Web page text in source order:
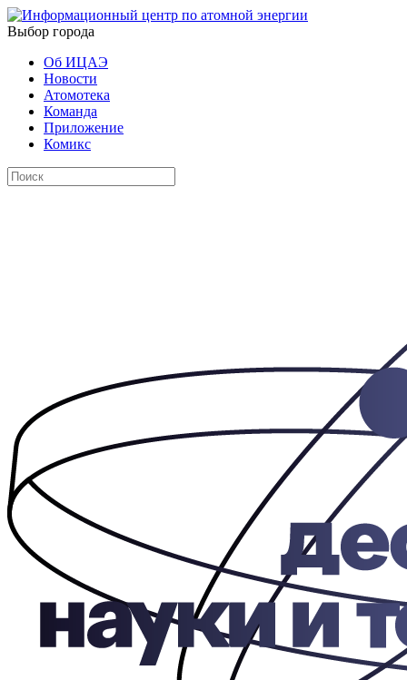
Выбор города
Об ИЦАЭ
Новости
Атомотека
Команда
Приложение
Комикс